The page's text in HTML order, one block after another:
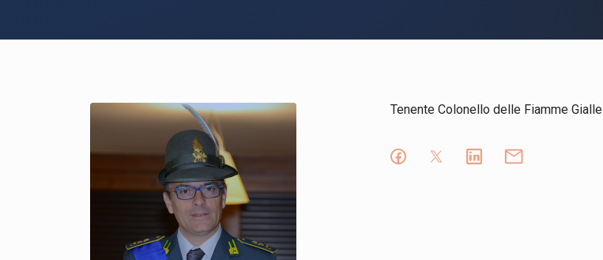
Tenente Colonello delle Fiamme Gialle